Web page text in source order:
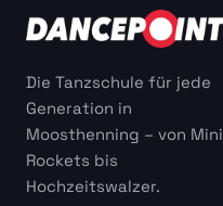
Die Tanzschule für jede
Generation in
Moosthenning – von Mini
Rockets bis
Hochzeitswalzer.